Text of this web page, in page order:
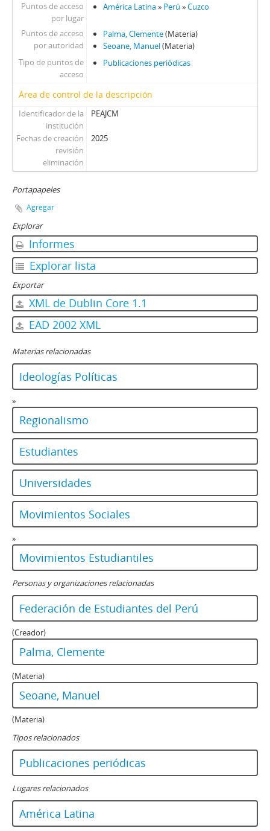
Puntos de acceso
por lugar
América Latina» Perú »Cuzco
Puntos de acceso
por autoridad
Palma, Clemente(Materia)
Seoane, Manuel(Materia)
Tipo de puntos de
acceso
Publicaciones periódicas
Área de control de la descripción
Identificador de la
institución
PEAJCM
Fechas de creación
revisión
eliminación
2025
Portapapeles
Agregar
Explorar
Informes
Explorar lista
Exportar
XML de Dublin Core 1.1
EAD 2002 XML
Materias relacionadas
Ideologías Políticas
»
Regionalismo
Estudiantes
Universidades
Movimientos Sociales
»
Movimientos Estudiantiles
Personas y organizaciones relacionadas
Federación de Estudiantes del Perú
(Creador)
Palma, Clemente
(Materia)
Seoane, Manuel
(Materia)
Tipos relacionados
Publicaciones periódicas
Lugares relacionados
América Latina